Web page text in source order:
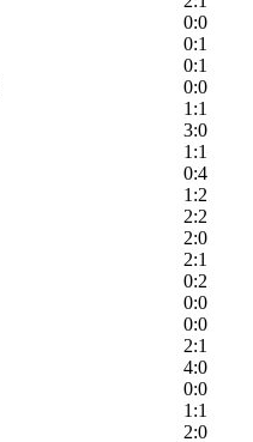
0:0
0:1
0:1
0:0
1:1
3:0
1:1
0:4
1:2
2:2
2:0
2:1
0:2
0:0
0:0
2:1
4:0
0:0
1:1
2:0